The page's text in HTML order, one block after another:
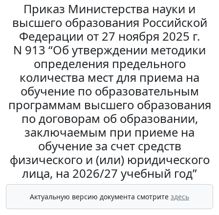
Приказ Министерства науки и
высшего образования Российской
Федерации от 27 ноября 2025 г.
N 913 “Об утверждении методики
определения предельного
количества мест для приема на
обучение по образовательным
программам высшего образования
по договорам об образовании,
заключаемым при приеме на
обучение за счет средств
физического и (или) юридического
лица, на 2026/27 учебный год”
Актуальную версию документа смотрите здесь